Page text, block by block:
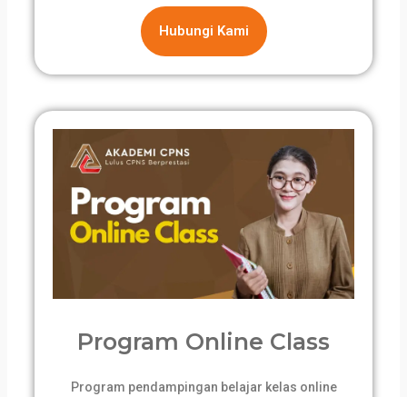
Hubungi Kami
Program Online Class
Program pendampingan belajar kelas online